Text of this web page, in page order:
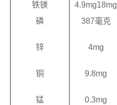
铁镁
磷
锌
铜
锰
4.9mg18mg
387毫克
4mg
9.8mg
0.3mg